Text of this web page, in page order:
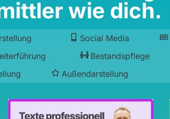
wie dich.
Social Media
Bestandspflege
Außendarstellung